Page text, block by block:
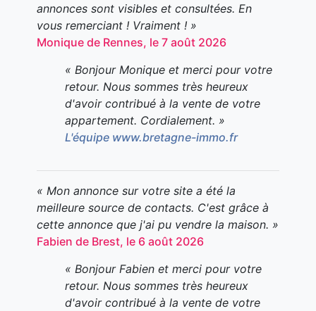
annonces sont visibles et consultées. En
vous remerciant ! Vraiment ! »
Monique de Rennes, le 7 août 2026
« Bonjour Monique et merci pour votre
retour. Nous sommes très heureux
d'avoir contribué à la vente de votre
appartement. Cordialement. »
L'équipe www.bretagne-immo.fr
« Mon annonce sur votre site a été la
meilleure source de contacts. C'est grâce à
cette annonce que j'ai pu vendre la maison. »
Fabien de Brest, le 6 août 2026
« Bonjour Fabien et merci pour votre
retour. Nous sommes très heureux
d'avoir contribué à la vente de votre